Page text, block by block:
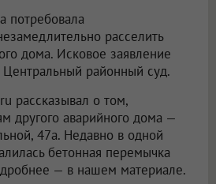
потребовала
расселить
дома. Исковое заявление
районный суд.
рассказывал о том,
другого аварийного дома —
47а. Недавно в одной
бетонная перемычка
— в нашем материале.